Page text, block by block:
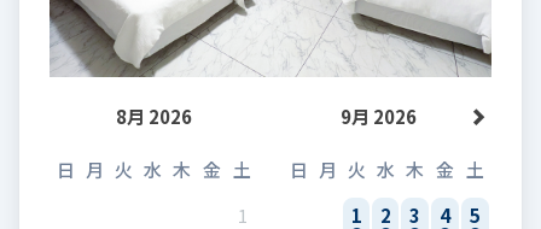
8月 2026
日 月 火 水 木 金 土
1
9月 2026
日 月 火 水 木 金 土
1
2 3 4 5